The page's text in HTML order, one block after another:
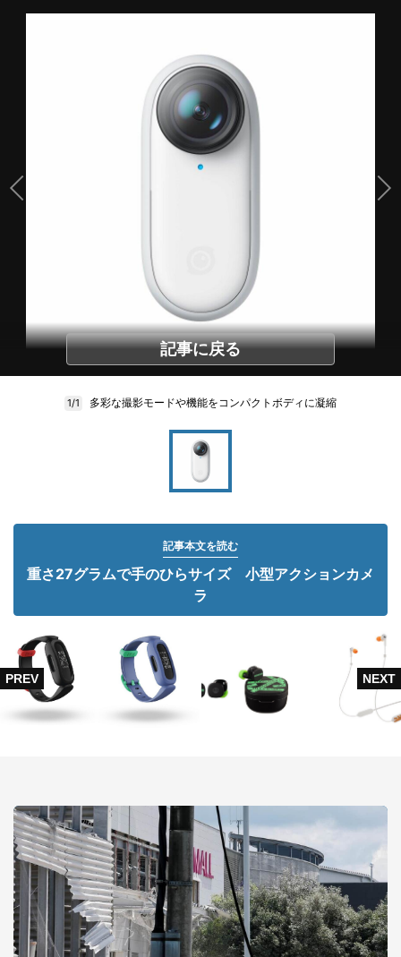
記事に戻る
1/1 多彩な撮影モードや機能をコンパクトボディに凝縮
記事本文を読む
重さ27グラムで手のひらサイズ 小型アクションカメ
ラ